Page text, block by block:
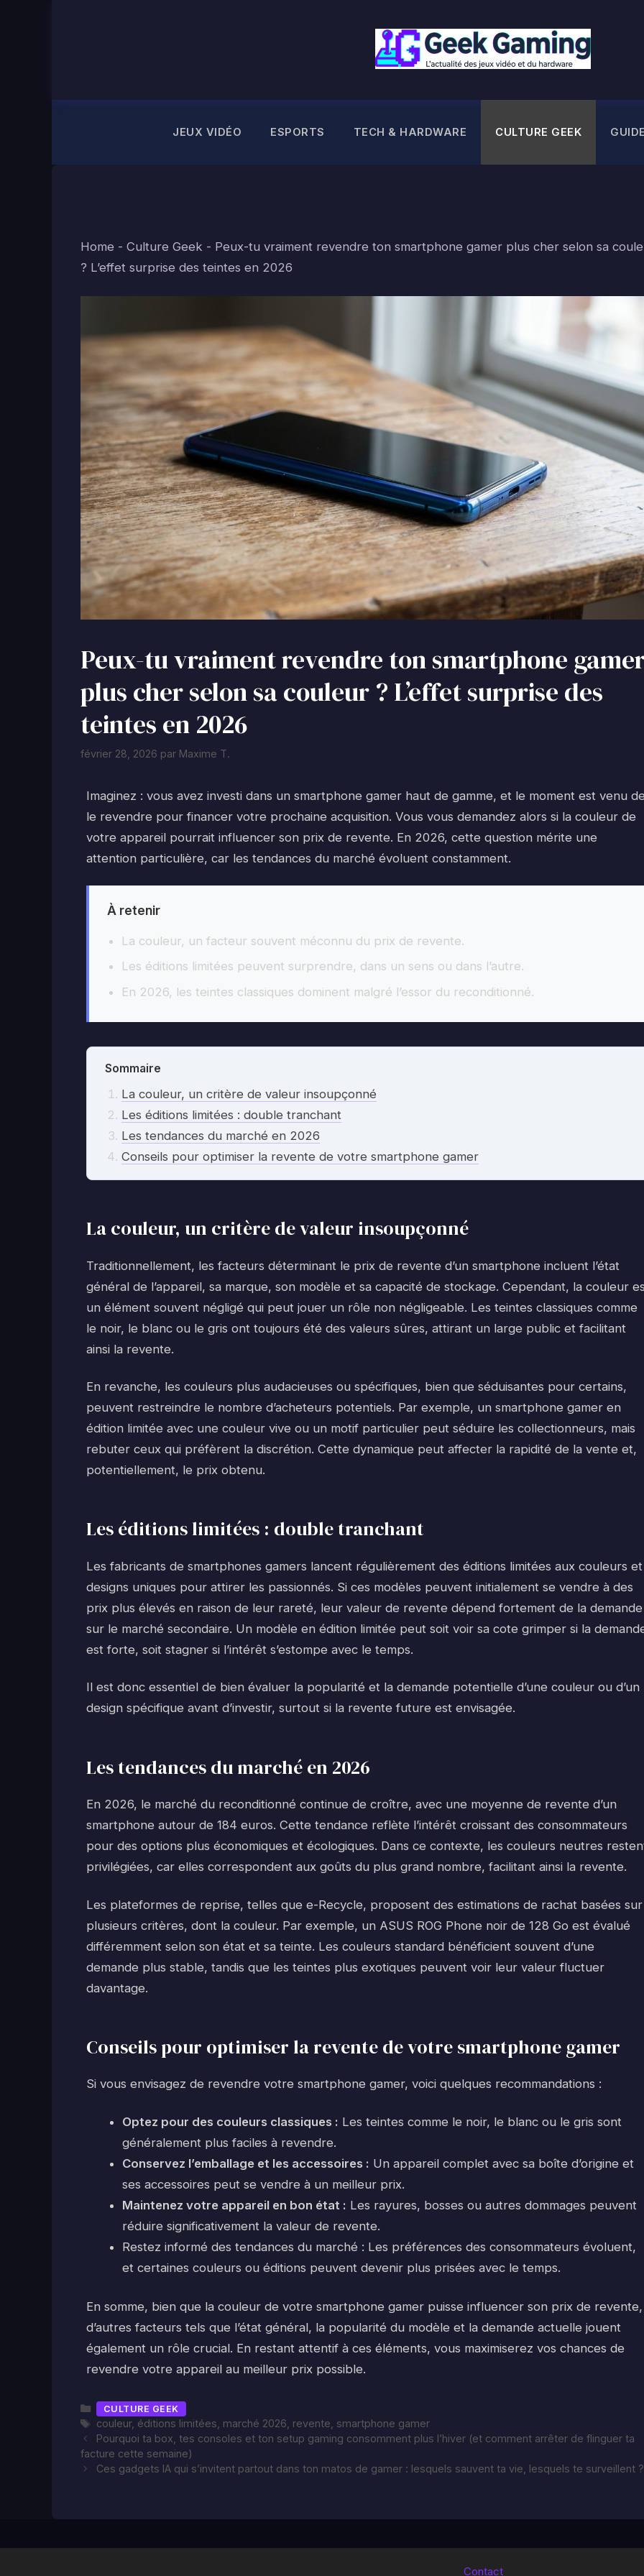
JEUX VIDÉO ESPORTS TECH & HARDWARE CULTURE GEEK
Home - Culture Geek - Peux-tu vraiment revendre ton smartphone gamer plus cher selon sa
? L’effet surprise des teintes en 2026
Peux-tu vraiment revendre ton smartphone
plus cher selon sa couleur ? L’effet surprise des
teintes en 2026
février 28, 2026 par Maxime T.
Imaginez : vous avez investi dans un smartphone gamer haut de gamme, et le moment est venu
le revendre pour financer votre prochaine acquisition. Vous vous demandez alors si la couleur de
votre appareil pourrait influencer son prix de revente. En 2026, cette question mérite une
attention particulière, car les tendances du marché évoluent constamment.
À retenir
La couleur, un facteur souvent méconnu du prix de revente.
Les éditions limitées peuvent surprendre, dans un sens ou dans l’autre.
En 2026, les teintes classiques dominent malgré l’essor du reconditionné.
Sommaire
La couleur, un critère de valeur insoupçonné
Les éditions limitées : double tranchant
Les tendances du marché en 2026
Conseils pour optimiser la revente de votre smartphone gamer
La couleur, un critère de valeur insoupçonné
Traditionnellement, les facteurs déterminant le prix de revente d’un smartphone incluent l’état
général de l’appareil, sa marque, son modèle et sa capacité de stockage. Cependant, la couleur
un élément souvent négligé qui peut jouer un rôle non négligeable. Les teintes classiques comme
le noir, le blanc ou le gris ont toujours été des valeurs sûres, attirant un large public et facilitant
ainsi la revente.
En revanche, les couleurs plus audacieuses ou spécifiques, bien que séduisantes pour certains,
peuvent restreindre le nombre d’acheteurs potentiels. Par exemple, un smartphone gamer en
édition limitée avec une couleur vive ou un motif particulier peut séduire les collectionneurs, mais
rebuter ceux qui préfèrent la discrétion. Cette dynamique peut affecter la rapidité de la vente et,
potentiellement, le prix obtenu.
Les éditions limitées : double tranchant
Les fabricants de smartphones gamers lancent régulièrement des éditions limitées aux couleurs et
designs uniques pour attirer les passionnés. Si ces modèles peuvent initialement se vendre à des
prix plus élevés en raison de leur rareté, leur valeur de revente dépend fortement de la demande
sur le marché secondaire. Un modèle en édition limitée peut soit voir sa cote grimper si la
est forte, soit stagner si l’intérêt s’estompe avec le temps.
Il est donc essentiel de bien évaluer la popularité et la demande potentielle d’une couleur ou d’un
design spécifique avant d’investir, surtout si la revente future est envisagée.
Les tendances du marché en 2026
En 2026, le marché du reconditionné continue de croître, avec une moyenne de revente d’un
smartphone autour de 184 euros. Cette tendance reflète l’intérêt croissant des consommateurs
pour des options plus économiques et écologiques. Dans ce contexte, les couleurs neutres
privilégiées, car elles correspondent aux goûts du plus grand nombre, facilitant ainsi la revente.
Les plateformes de reprise, telles que e-Recycle, proposent des estimations de rachat basées sur
plusieurs critères, dont la couleur. Par exemple, un ASUS ROG Phone noir de 128 Go est évalué
différemment selon son état et sa teinte. Les couleurs standard bénéficient souvent d’une
demande plus stable, tandis que les teintes plus exotiques peuvent voir leur valeur fluctuer
davantage.
Conseils pour optimiser la revente de votre smartphone gamer
Si vous envisagez de revendre votre smartphone gamer, voici quelques recommandations :
Optez pour des couleurs classiques : Les teintes comme le noir, le blanc ou le gris sont
généralement plus faciles à revendre.
Conservez l’emballage et les accessoires : Un appareil complet avec sa boîte d’origine et
ses accessoires peut se vendre à un meilleur prix.
Maintenez votre appareil en bon état : Les rayures, bosses ou autres dommages peuvent
réduire significativement la valeur de revente.
Restez informé des tendances du marché : Les préférences des consommateurs évoluent,
et certaines couleurs ou éditions peuvent devenir plus prisées avec le temps.
En somme, bien que la couleur de votre smartphone gamer puisse influencer son prix de revente,
d’autres facteurs tels que l’état général, la popularité du modèle et la demande actuelle jouent
également un rôle crucial. En restant attentif à ces éléments, vous maximiserez vos chances de
revendre votre appareil au meilleur prix possible.
Catégories
CULTURE GEEK
Étiquettes
couleur, éditions limitées marché 2026 revente smartphone gamer
Pourquoi ta box, tes consoles et ton setup gaming consomment plus l’hiver (et comment arrêter de flinguer ta
facture cette semaine)
Ces gadgets IA qui s’invitent partout dans ton matos de gamer : lesquels sauvent ta vie, lesquels te surveillent ?
Contact